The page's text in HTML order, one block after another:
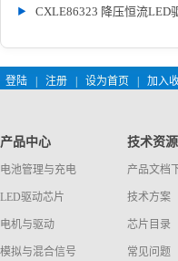
CXLE86323 降压恒流LED
登陆 注册 设为首页 加入
产品中心
电池管理与充电
LED驱动芯片
电机与驱动
模拟与混合信号
技术资源
产品文档
技术方案
芯片目录
常见问题